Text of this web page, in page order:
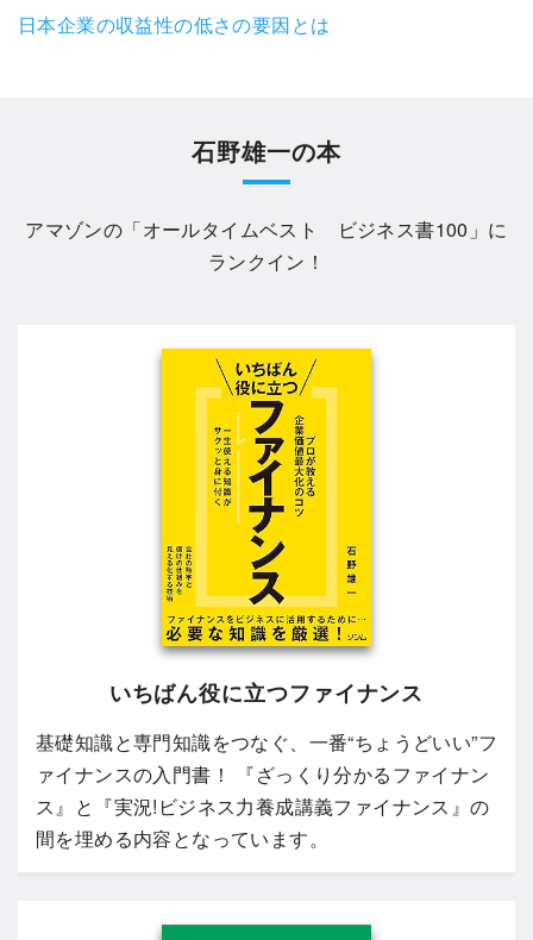
日本企業の収益性の低さの要因とは
石野雄一の本
アマゾンの「オールタイムベスト ビジネス書100 」に
ランクイン！
いちばん役に立つファイナンス
基礎知識と専門知識をつなぐ、一番“ちょうどいい”フ
ァイナンスの入門書！ 『ざっくり分かるファイナン
ス』と『実況!ビジネス力養成講義ファイナンス』の
間を埋める内容となっています。